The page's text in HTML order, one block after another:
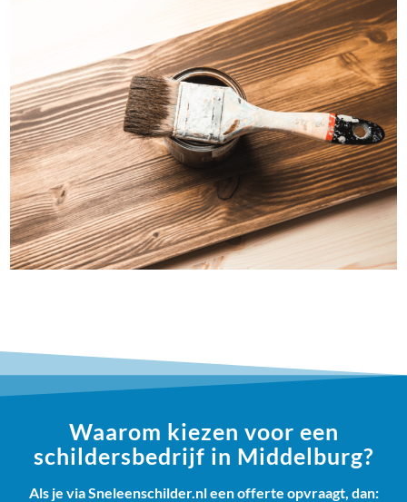
Waarom kiezen voor een
schildersbedrijf in Middelburg?
Als je via Sneleenschilder.nl een offerte opvraagt, dan: